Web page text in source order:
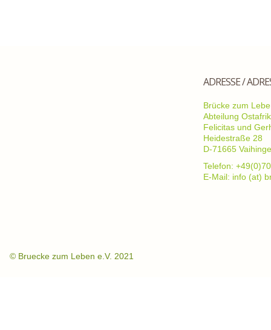
ADRESSE /
Brücke zum
Abteilung
Felicitas und
Heidestraße 28
D-71665
Telefon:
E-Mail: info (at)
© Bruecke zum Leben e.V. 2021